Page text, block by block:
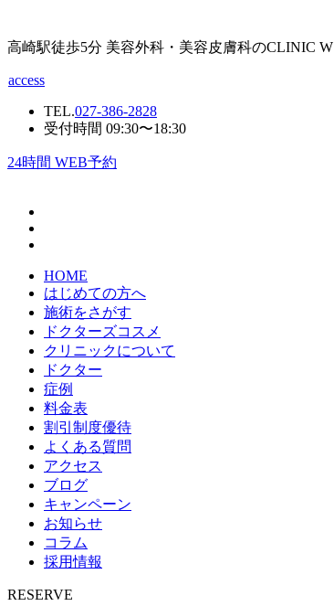
高崎駅徒歩5分 美容外科・美容皮膚科のCLINIC W
access
TEL.027-386-2828
受付時間 09:30〜18:30
24時間 WEB予約
HOME
はじめての方へ
施術をさがす
ドクターズコスメ
クリニックについて
ドクター
症例
料金表
割引制度優待
よくある質問
アクセス
ブログ
キャンペーン
お知らせ
コラム
採用情報
RESERVE